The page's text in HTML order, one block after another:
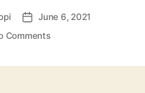
PostJune 6, 2021
Commentson